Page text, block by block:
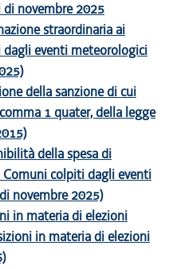
novembre 2025
straordinaria ai
eventi meteorologici
della sanzione di cui
1 quater, della legge
della spesa di
Comuni colpiti dagli eventi
novembre 2025)
in materia di elezioni
in materia di elezioni